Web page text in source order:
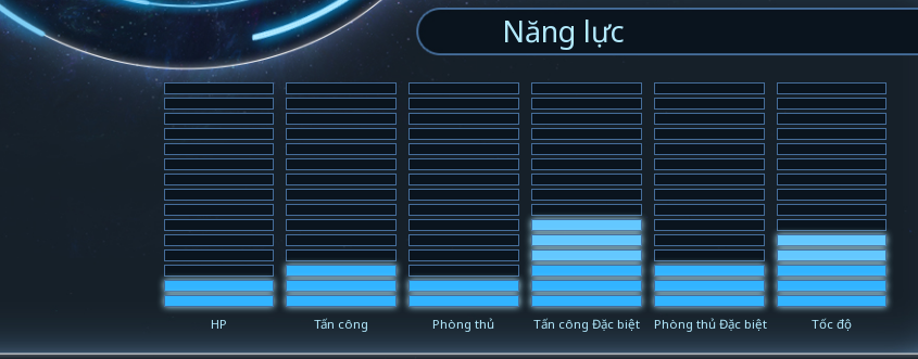
Năng lực
HP Tấn công Phòng thủ Tấn công Đặc biệt Phòng thủ Đặc biệt Tốc độ